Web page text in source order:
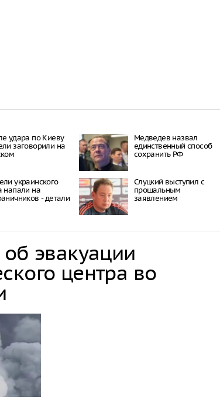
удара по Киеву
заговорили на
Медведев назвал
единственный способ
сохранить РФ
украинского
напали на
- детали
Слуцкий выступил с
прощальным
заявлением
эвакуации
центра во